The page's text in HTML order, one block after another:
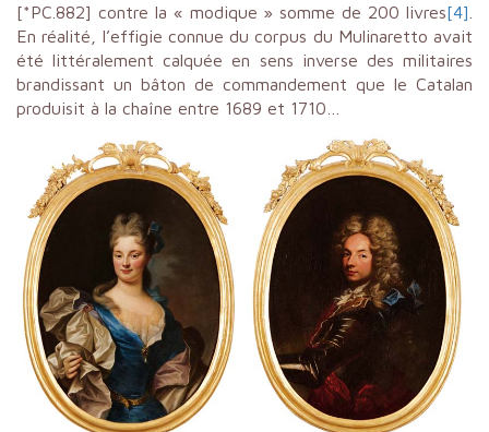
[*PC.882] contre la « modique » somme de 200 livres[4]
En réalité, l’effigie connue du corpus du Mulinaretto avait
été littéralement calquée en sens inverse des militaires
brandissant un bâton de commandement que le Catalan
produisit à la chaîne entre 1689 et 1710…